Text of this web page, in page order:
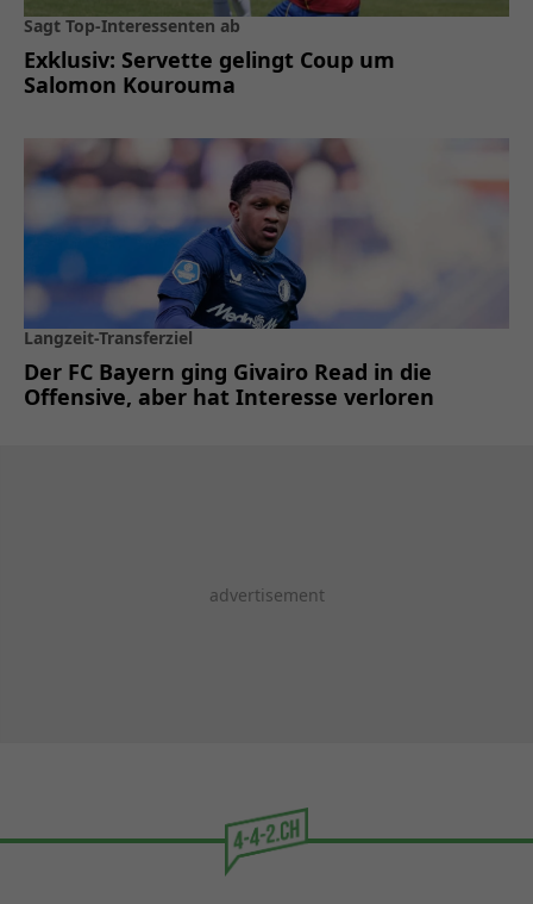
Sagt Top-Interessenten ab
Exklusiv: Servette gelingt Coup um
Salomon Kourouma
Langzeit-Transferziel
Der FC Bayern ging Givairo Read in die
Offensive, aber hat Interesse verloren